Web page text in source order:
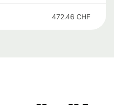
472.46 CHF